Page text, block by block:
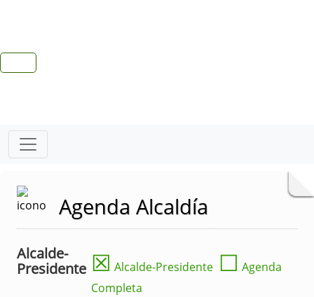
Agenda Alcaldía
Alcalde-
Presidente ☒ Alcalde-Presidente ☐ Agenda
Completa